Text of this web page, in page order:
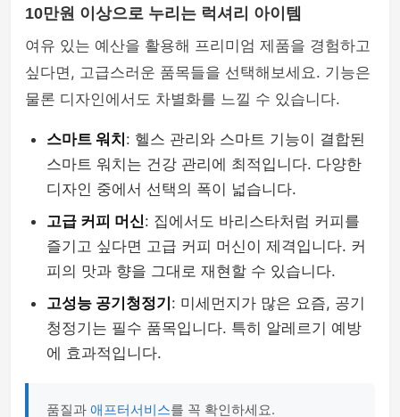
10만원 이상으로 누리는 럭셔리 아이템
여유 있는 예산을 활용해 프리미엄 제품을 경험하고
싶다면, 고급스러운 품목들을 선택해보세요. 기능은
물론 디자인에서도 차별화를 느낄 수 있습니다.
스마트 워치 : 헬스 관리와 스마트 기능이 결합된
스마트 워치는 건강 관리에 최적입니다. 다양한
디자인 중에서 선택의 폭이 넓습니다.
고급 커피 머신: 집에서도 바리스타처럼 커피를
즐기고 싶다면 고급 커피 머신이 제격입니다. 커
피의 맛과 향을 그대로 재현할 수 있습니다.
고성능 공기청정기 : 미세먼지가 많은 요즘, 공기
청정기는 필수 품목입니다. 특히 알레르기 예방
에 효과적입니다.
품질과 애프터서비스를 꼭 확인하세요.